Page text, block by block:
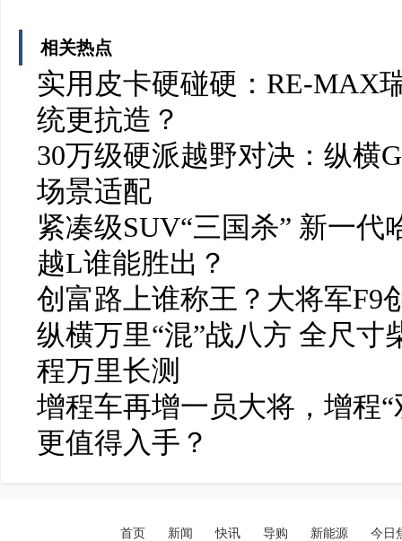
相关热点
实用皮卡硬碰硬：RE-MAX
统更抗造？
30万级硬派越野对决：纵横
场景适配
紧凑级SUV“三国杀” 新一代
越L谁能胜出？
创富路上谁称王？大将军F9
纵横万里“混”战八方 全尺寸
程万里长测
增程车再增一员大将，增程
更值得入手？
首页 新闻 快讯 导购 新能源 今日